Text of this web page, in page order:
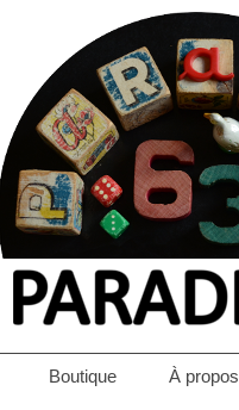
Boutique À propos